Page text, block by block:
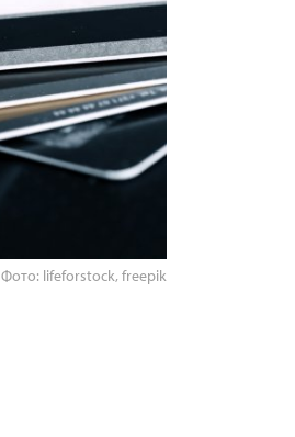
Фото: lifeforstock, freepik